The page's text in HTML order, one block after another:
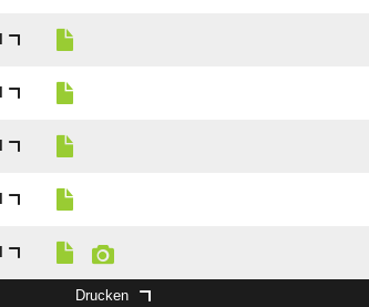
Drucken